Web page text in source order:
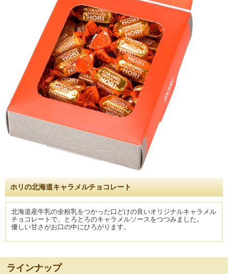
ホリの北海道キャラメルチョコレート
北海道産牛乳の全粉乳をつかった口どけの良いオリジナルキャラメル
チョコレートで、とろとろのキャラメルソースをつつみました。
優しい甘さがお口の中にひろがります。
ラインナップ